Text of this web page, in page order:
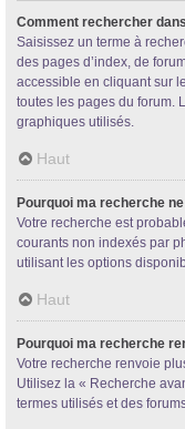
Comment rechercher
Saisissez un terme à
des pages d’index, de
accessible en cliquant sur
toutes les pages du forum.
graphiques utilisés.
Haut
Pourquoi ma recherche
Votre recherche est
courants non indexés par
utilisant les options
Haut
Pourquoi ma recherche
Votre recherche renvoie
Utilisez la « Recherche
termes utilisés et des